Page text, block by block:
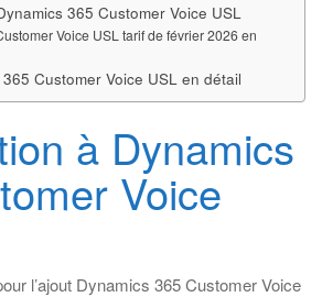
365 Customer Voice USL
Voice USL tarif de février 2026 en
Customer Voice USL en détail
à Dynamics
Voice
l’ajout Dynamics 365 Customer Voice